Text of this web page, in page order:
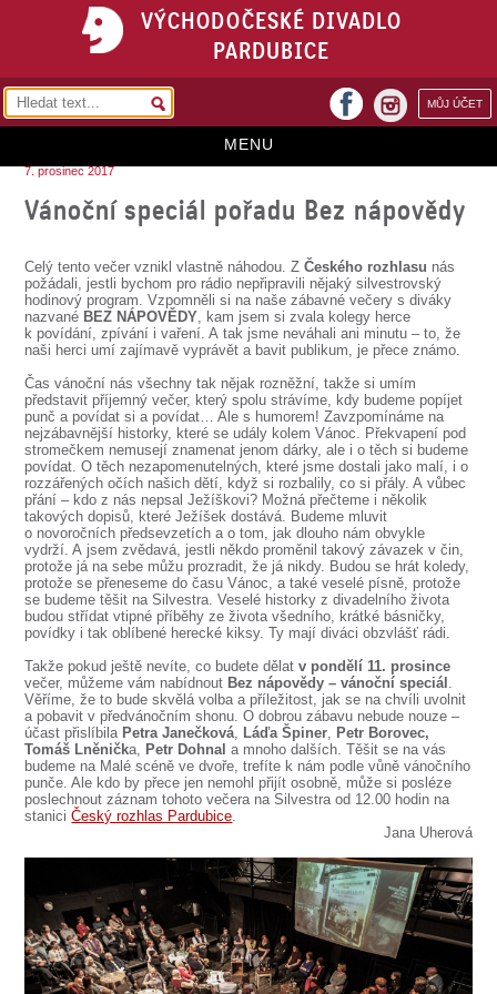
VÝCHODOČESKÉ DIVADLO
PARDUBICE
MŮJ ÚČET
facebook
MENU
REPERTOÁR
VSTUPENKY
KONTAKTY
O DIVADLE
SOUBOR
DÁLE NABÍZÍME
7. prosinec 2017
Vánoční speciál pořadu Bez nápovědy
Celý tento večer vznikl vlastně náhodou. ZČeského rozhlasu nás
požádali, jestli bychom pro rádio nepřipravili nějaký silvestrovský
hodinový program. Vzpomněli si na naše zábavné večery s diváky
nazvané BEZ NÁPOVĚDY, kam jsem si zvala kolegy herce
k povídání, zpívání i vaření. A tak jsme neváhali ani minutu – to, že
naši herci umí zajímavě vyprávět a bavit publikum, je přece známo.
Čas vánoční nás všechny tak nějak rozněžní, takže si umím
představit příjemný večer, který spolu strávíme, kdy budeme popíjet
punč a povídat si a povídat… Ale s humorem! Zavzpomínáme na
nejzábavnější historky, které se udály kolem Vánoc. Překvapení pod
stromečkem nemusejí znamenat jenom dárky, ale i o těch si budeme
povídat. O těch nezapomenutelných, které jsme dostali jako malí, i o
rozzářených očích našich dětí, když si rozbalily, co si přály. A vůbec
přání – kdo z nás nepsal Ježíškovi? Možná přečteme i několik
takových dopisů, které Ježíšek dostává. Budeme mluvit
o novoročních předsevzetích a o tom, jak dlouho nám obvykle
vydrží. A jsem zvědavá, jestli někdo proměnil takový závazek v čin,
protože já na sebe můžu prozradit, že já nikdy. Budou se hrát koledy,
protože se přeneseme do času Vánoc, a také veselé písně, protože
se budeme těšit na Silvestra. Veselé historky z divadelního života
budou střídat vtipné příběhy ze života všedního, krátké básničky,
povídky i tak oblíbené herecké kiksy. Ty mají diváci obzvlášť rádi.
Takže pokud ještě nevíte, co budete dělatv pondělí 11. prosince
večer, můžeme vám nabídnout Bez nápovědy – vánoční speciál .
Věříme, že to bude skvělá volba a příležitost, jak se na chvíli uvolnit
a pobavit v předvánočním shonu. O dobrou zábavu nebude nouze –
účast přislíbila Petra Janečková, Láďa Špiner, Petr Borovec,
Tomáš Lněnička, Petr Dohnala mnoho dalších. Těšit se na vás
budeme na Malé scéně ve dvoře, trefíte k nám podle vůně vánočního
punče. Ale kdo by přece jen nemohl přijít osobně, může si posléze
poslechnout záznam tohoto večera na Silvestra od 12.00 hodin na
staniciČeský rozhlas Pardubice.
Jana Uherová